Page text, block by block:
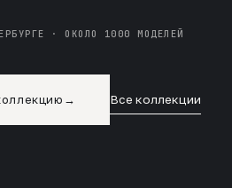
· ОКОЛО 1000 МОДЕЛЕЙ
→ Все коллекции